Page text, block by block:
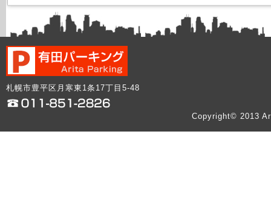
札幌市豊平区月寒東1条17丁目5-48
Copyright© 2013